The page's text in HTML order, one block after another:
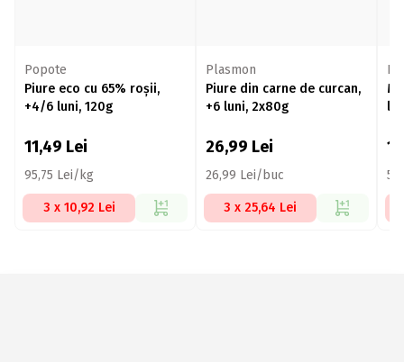
Popote
Piure eco cu 65% roșii,
+4/6 luni, 120g
11,49 Lei
95,75 Lei/kg
3 x 10,92 Lei
Plasmon
Piure din carne de curcan,
+6 luni, 2x80g
26,99 Lei
26,99 Lei/buc
3 x 25,64 Lei